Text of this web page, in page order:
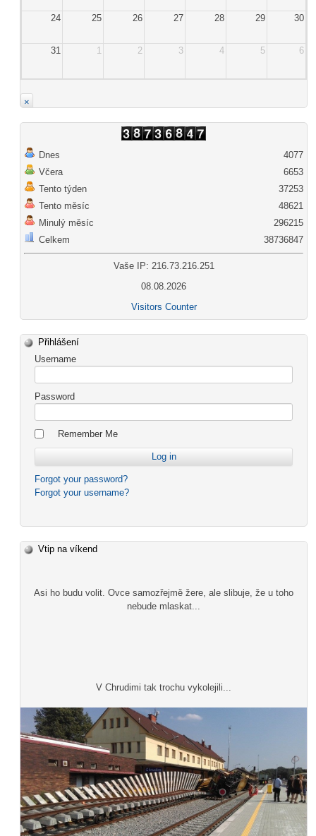
24 25 26 27 28 29 30
31 1 2 3 4 5 6
×
Dnes
Včera
Tento týden
Tento měsíc
Minulý měsíc
Celkem
4077
6653
37253
48621
296215
38736847
Vaše IP: 216.73.216.251
08.08.2026
Visitors Counter
Přihlášení
Username
Password
Remember Me
Forgot your password?
Forgot your username?
Vtip na víkend
Asi ho budu volit. Ovce samozřejmě žere, ale slibuje, že u toho
nebude mlaskat...
V Chrudimi tak trochu vykolejili...